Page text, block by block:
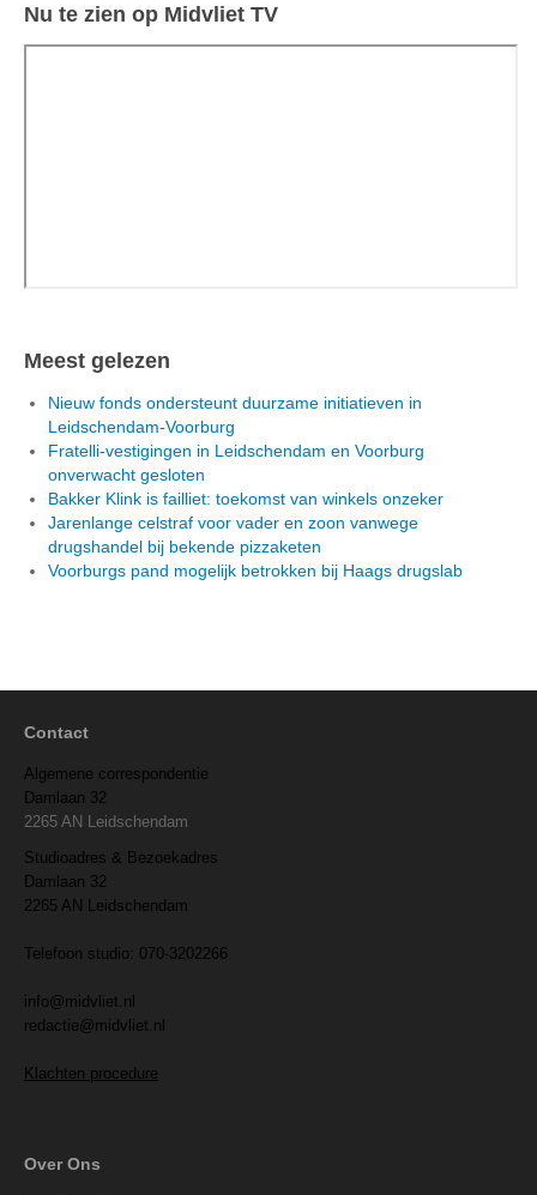
Nu te zien op Midvliet TV
Meest gelezen
Nieuw fonds ondersteunt duurzame initiatieven in
Leidschendam-Voorburg
Fratelli-vestigingen in Leidschendam en Voorburg
onverwacht gesloten
Bakker Klink is failliet: toekomst van winkels onzeker
Jarenlange celstraf voor vader en zoon vanwege
drugshandel bij bekende pizzaketen
Voorburgs pand mogelijk betrokken bij Haags drugslab
Contact
Algemene correspondentie
Damlaan 32
2265 AN Leidschendam
Studioadres & Bezoekadres
Damlaan 32
2265 AN Leidschendam
Telefoon studio: 070-3202266
info@midvliet.nl
redactie@midvliet.nl
Klachten procedure
Over Ons